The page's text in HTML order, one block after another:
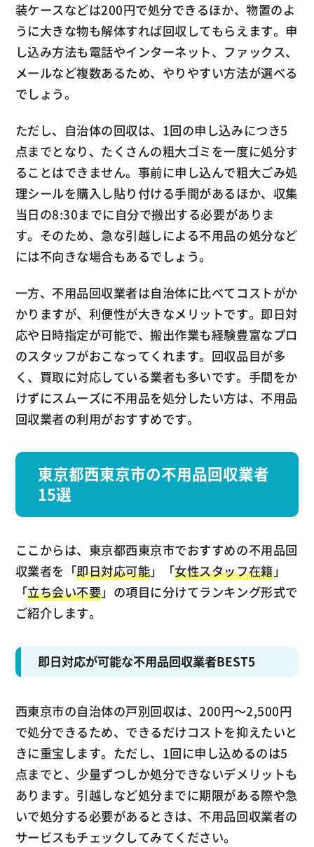
装ケースなどは200円で処分できるほか、物置のよ
うに大きな物も解体すれば回収してもらえます。申
し込み方法も電話やインターネット、ファックス、
メールなど複数あるため、やりやすい方法が選べる
でしょう。
ただし、自治体の回収は、1回の申し込みにつき5
点までとなり、たくさんの粗大ゴミを一度に処分す
ることはできません。事前に申し込んで粗大ごみ処
理シールを購入し貼り付ける手間があるほか、収集
当日の8:30までに自分で搬出する必要がありま
す。そのため、急な引越しによる不用品の処分など
には不向きな場合もあるでしょう。
一方、不用品回収業者は自治体に比べてコストがか
かりますが、利便性が大きなメリットです。即日対
応や日時指定が可能で、搬出作業も経験豊富なプロ
のスタッフがおこなってくれます。回収品目が多
く、買取に対応している業者も多いです。手間をか
けずにスムーズに不用品を処分したい方は、不用品
回収業者の利用がおすすめです。
東京都西東京市の不用品回収業者
15選
ここからは、東京都西東京市でおすすめの不用品回
収業者を「即日対応可能」「女性スタッフ在籍」
「立ち会い不要」の項目に分けてランキング形式で
ご紹介します。
即日対応が可能な不用品回収業者BEST5
西東京市の自治体の戸別回収は、200円～2,500円
で処分できるため、できるだけコストを抑えたいと
きに重宝します。ただし、1回に申し込めるのは5
点までと、少量ずつしか処分できないデメリットも
あります。引越しなど処分までに期限がある際や急
いで処分する必要があるときは、不用品回収業者の
サービスもチェックしてみてください。